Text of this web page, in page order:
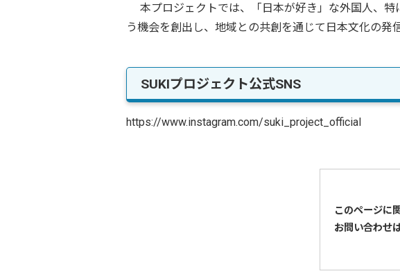
本プロジェクトでは、「日本が好き」な外国人、特
う機会を創出し、地域との共創を通じて日本文化の発
SUKIプロジェクト公式SNS
https://www.instagram.com/suki_project_official
このページに
お問い合わせ